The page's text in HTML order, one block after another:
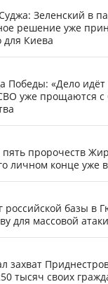
Зеленский в
решение уже
для Киева
Победы: «Дело
уже прощаются с
пророчеств
личном конце уже
российской базы в
для массовой
захват
тысяч своих